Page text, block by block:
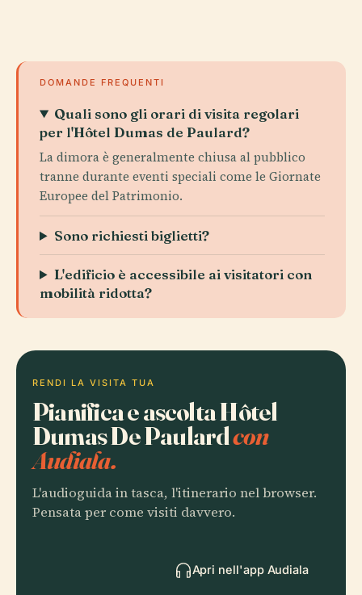
DOMANDE FREQUENTI
Quali sono gli orari di visita regolari
per l'Hôtel Dumas de Paulard?
La dimora è generalmente chiusa al pubblico
tranne durante eventi speciali come le Giornate
Europee del Patrimonio.
Sono richiesti biglietti?
L'edificio è accessibile ai visitatori con
mobilità ridotta?
RENDI LA VISITA TUA
Pianifica e ascolta Hôtel
Dumas De Paulardcon
Audiala.
L'audioguida in tasca, l'itinerario nel browser.
Pensata per come visiti davvero.
Apri nell'app Audiala